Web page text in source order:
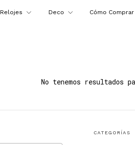
Relojes Deco Cómo Comprar
No tenemos
CATEGORÍAS